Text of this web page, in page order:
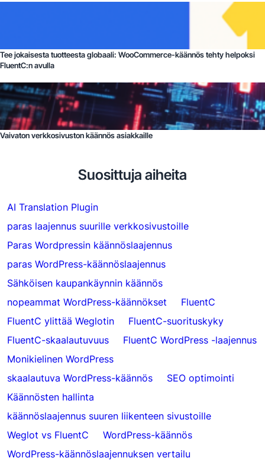
Tee jokaisesta tuotteesta globaali: WooCommerce-käännös tehty helpoksi
FluentC:n avulla
Vaivaton verkkosivuston käännös asiakkaille
Suosittuja aiheita
AI Translation Plugin
paras laajennus suurille verkkosivustoille
Paras Wordpressin käännöslaajennus
paras WordPress-käännöslaajennus
Sähköisen kaupankäynnin käännös
nopeammat WordPress-käännökset
FluentC
FluentC ylittää Weglotin
FluentC-suorituskyky
FluentC-skaalautuvuus
FluentC WordPress -laajennus
Monikielinen WordPress
skaalautuva WordPress-käännös
SEO optimointi
Käännösten hallinta
käännöslaajennus suuren liikenteen sivustoille
Weglot vs FluentC
WordPress-käännös
WordPress-käännöslaajennuksen vertailu